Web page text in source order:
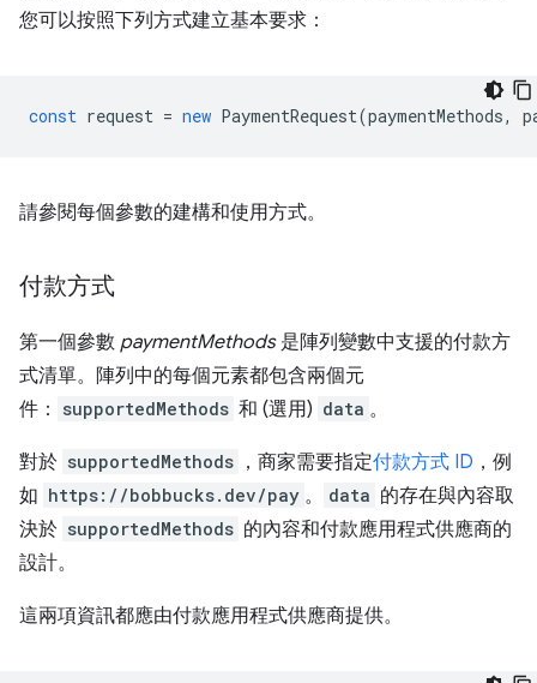
您可以按照下列方式建立基本要求：
const request = new PaymentRequest(paymentMethods,
請參閱每個參數的建構和使用方式。
付款方式
第一個參數 paymentMethods是陣列變數中支援的付款方
式清單。陣列中的每個元素都包含兩個元
件：
supportedMethods 和 (選用) data 。
對於 supportedMethods ，商家需要指定付款方式 ID ，例
如 https://bobbucks.dev/pay 。 data 的存在與內容取
決於 supportedMethods 的內容和付款應用程式供應商的
設計。
這兩項資訊都應由付款應用程式供應商提供。